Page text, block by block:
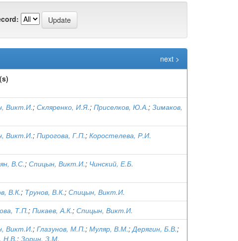
next >
Викт.И.; Скляренко, И.Я.; Приселков, Ю.А.; Зимаков,
Викт.И.; Пирогова, Г.П.; Коростелева, Р.И.
В.С.; Спицын, Викт.И.; Чинский, Е.Б.
В.К.; Трунов, В.К.; Спицын, Викт.И.
Т.П.; Пикаев, А.К.; Спицын, Викт.И.
Викт.И.; Глазунов, М.П.; Муляр, В.М.;Дерягин, Б.В.;
Н.В.; Зорин, З.М.